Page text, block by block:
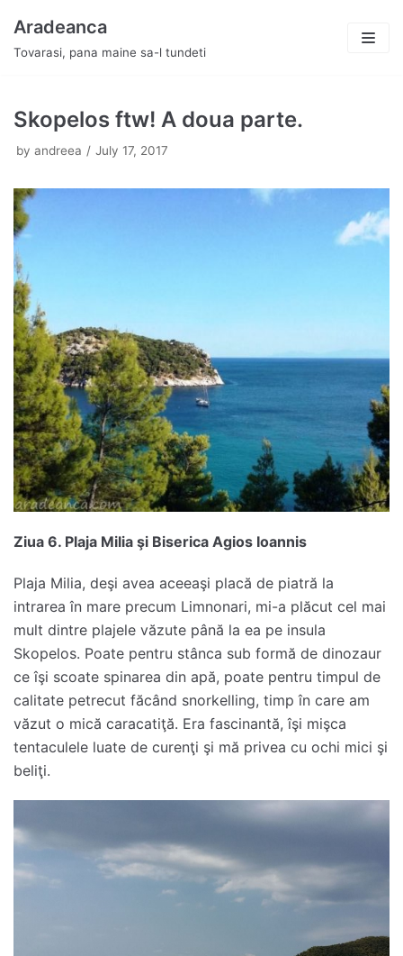
Skip
to
Aradeanca
Tovarasi, pana maine sa-l tundeti
Skopelos ftw! A doua parte.
by andreea July 17, 2017
Ziua 6. Plaja Milia şi Biserica Agios Ioannis
Plaja Milia, deşi avea aceeaşi placă de piatră la
intrarea în mare precum Limnonari, mi-a plăcut cel mai
mult dintre plajele văzute până la ea pe insula
Skopelos. Poate pentru stânca sub formă de dinozaur
ce îşi scoate spinarea din apă, poate pentru timpul de
calitate petrecut făcând snorkelling, timp în care am
văzut o mică caracatiţă. Era fascinantă, îşi mişca
tentaculele luate de curenţi şi mă privea cu ochi mici şi
beliţi.